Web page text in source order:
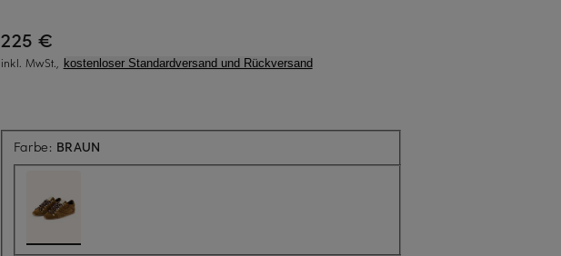
225 €
inkl. MwSt., kostenloser Standardversand und Rückversand
Farbe: BRAUN